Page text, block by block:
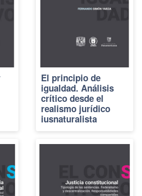
El principio de
igualdad. Análisis
crítico desde el
realismo jurídico
iusnaturalista